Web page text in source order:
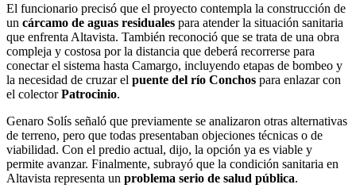
El funcionario precisó que el proyecto contempla la construcción de
un cárcamo de aguas residuales para atender la situación sanitaria
que enfrenta Altavista. También reconoció que se trata de una obra
compleja y costosa por la distancia que deberá recorrerse para
conectar el sistema hasta Camargo, incluyendo etapas de bombeo y
la necesidad de cruzar el puente del río Conchos para enlazar con
el colectorPatrocinio.
Genaro Solís señaló que previamente se analizaron otras alternativas
de terreno, pero que todas presentaban objeciones técnicas o de
viabilidad. Con el predio actual, dijo, la opción ya es viable y
permite avanzar. Finalmente, subrayó que la condición sanitaria en
Altavista representa un problema serio de salud pública.